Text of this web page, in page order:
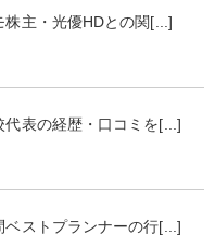
主・光優HDとの関[...]
表の経歴・口コミを[...]
ストプランナーの行[...]